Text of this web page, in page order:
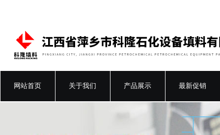
网站首页 关于我们 产品展示 最新促销